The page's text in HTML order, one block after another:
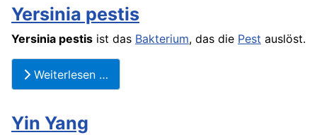
Yersinia pestis
Yersinia pestis ist das Bakterium, das die Pest auslöst.
Weiterlesen …
Yin Yang